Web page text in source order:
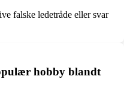
falske ledetråde eller svar
hobby blandt